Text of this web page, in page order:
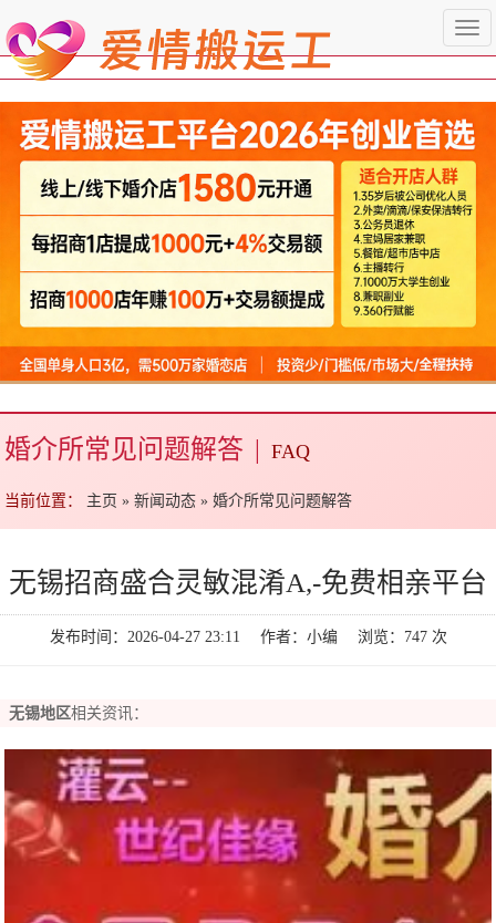
婚介所常见问题解答 | FAQ
当前位置： 主页 » 新闻动态 » 婚介所常见问题解答
无锡招商盛合灵敏混淆A,-免费相亲平台
发布时间：2026-04-27 23:11 作者：小编 浏览： 747 次
无锡地区相关资讯：